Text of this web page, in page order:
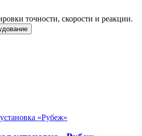
точности, скорости и реакции.